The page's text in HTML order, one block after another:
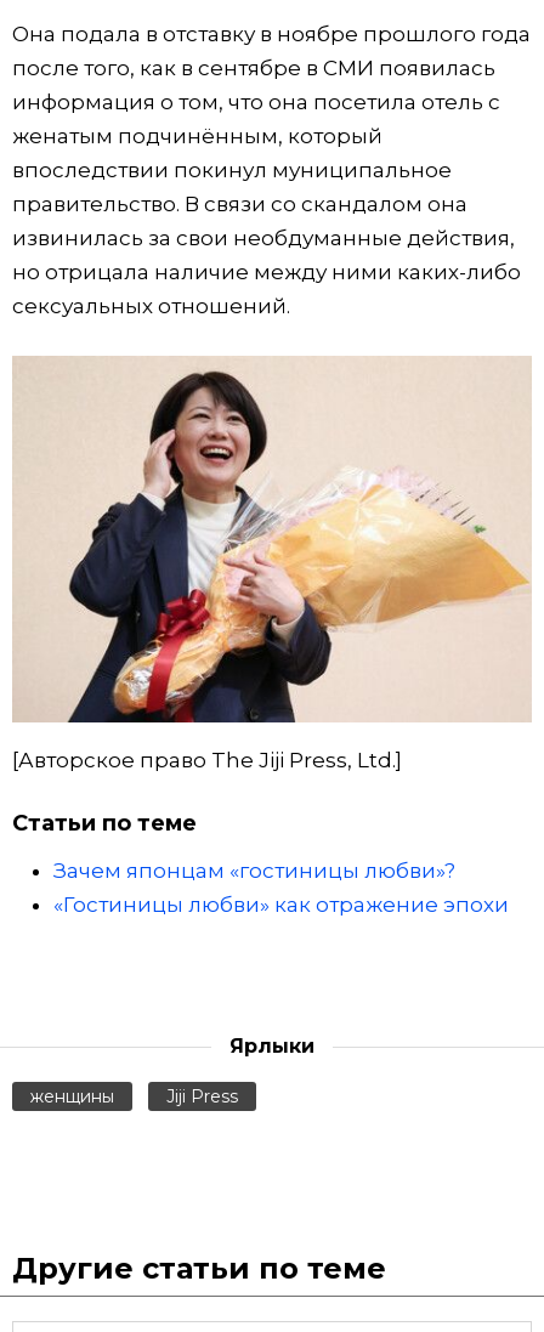
Она подала в отставку в ноябре прошлого года
после того, как в сентябре в СМИ появилась
информация о том, что она посетила отель с
женатым подчинённым, который
впоследствии покинул муниципальное
правительство. В связи со скандалом она
извинилась за свои необдуманные действия,
но отрицала наличие между ними каких-либо
сексуальных отношений.
[Авторское право The Jiji Press, Ltd.]
Статьи по теме
Зачем японцам «гостиницы любви»?
«Гостиницы любви» как отражение эпохи
Ярлыки
женщины Jiji Press
Другие статьи по теме